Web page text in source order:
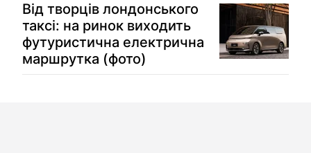
Від творців лондонського
таксі: на ринок виходить
футуристична електрична
маршрутка (фото)